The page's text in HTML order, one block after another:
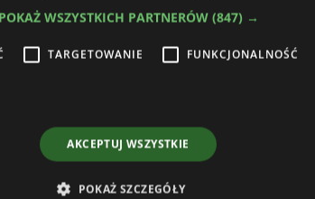
POKAŻ WSZYSTKICH PARTNERÓW (847) →
TARGETOWANIE FUNKCJONALNOŚĆ
AKCEPTUJ WSZYSTKIE
POKAŻ SZCZEGÓŁY